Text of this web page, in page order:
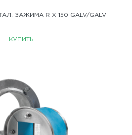
ЗАЖИМА R X 150 GALV/GALV
КУПИТЬ